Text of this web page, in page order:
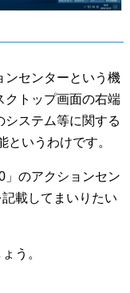
ンセンターという機
クトップ画面の右端
ステム等に関する
いうわけです。
」のアクションセン
載してまいりたい
う。